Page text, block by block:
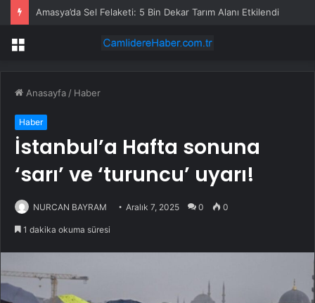
Amasya’da Sel Felaketi: 5 Bin Dekar Tarım Alanı Etkilendi
Menü
Anasayfa / Haber
Haber
İstanbul’a Hafta sonuna
‘sarı’ ve ‘turuncu’ uyarı!
NURCAN BAYRAM Aralık 7, 2025 0 0
1 dakika okuma süresi